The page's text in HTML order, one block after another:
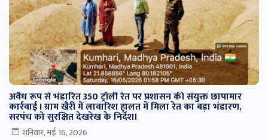
अवैध रूप से भंडारित 350 ट्रॉली रेत पर प्रशासन की संयुक्त छापामार
कार्रवाई I ग्राम खैरी में लावारिश हालत में मिला रेत का बड़ा भंडारण,
सरपंच को सुरक्षित देखरेख के निर्देश।
शनिवार, मई 16, 2026